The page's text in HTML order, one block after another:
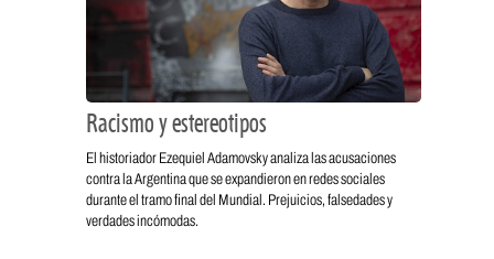
Racismo y estereotipos
El historiador Ezequiel Adamovsky analiza las acusaciones
contra la Argentina que se expandieron en redes sociales
durante el tramo final del Mundial. Prejuicios, falsedades y
verdades incómodas.